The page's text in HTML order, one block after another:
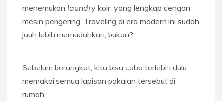
menemukan laundry koin yang lengkap dengan
mesin pengering. Traveling di era modern ini sudah
jauh lebih memudahkan, bukan?
Sebelum berangkat, kita bisa coba terlebih dulu
memakai semua lapisan pakaian tersebut di
rumah.